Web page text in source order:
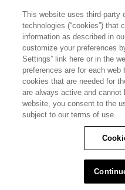
Hawaii TAT Broker ID
#TA-023-193-6000-01
© RCI, LLC. RCI and
trademarks and/or
States and
This website uses third-party
technologies (“cookies”) that
information as described in
customize your preferences
Settings” link here or in the
preferences are for each web
cookies that are needed for
are always active and
website, you consent to the
subject to our terms of use.